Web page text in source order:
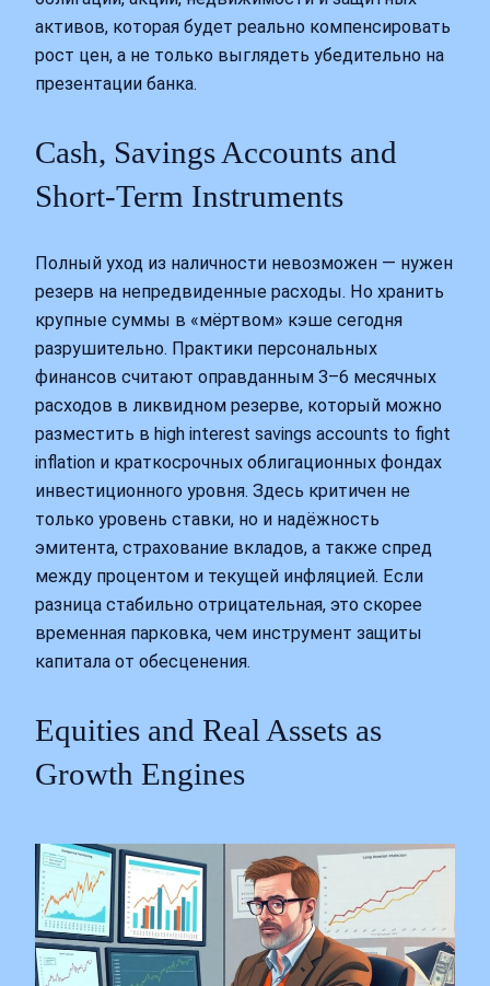
активов, которая будет реально компенсировать
рост цен, а не только выглядеть убедительно на
презентации банка.
Cash, Savings Accounts and
Short‑Term Instruments
Полный уход из наличности невозможен — нужен
резерв на непредвиденные расходы. Но хранить
крупные суммы в «мёртвом» кэше сегодня
разрушительно. Практики персональных
финансов считают оправданным 3–6 месячных
расходов в ликвидном резерве, который можно
разместить в high interest savings accounts to fight
inflation и краткосрочных облигационных фондах
инвестиционного уровня. Здесь критичен не
только уровень ставки, но и надёжность
эмитента, страхование вкладов, а также спред
между процентом и текущей инфляцией. Если
разница стабильно отрицательная, это скорее
временная парковка, чем инструмент защиты
капитала от обесценения.
Equities and Real Assets as
Growth Engines